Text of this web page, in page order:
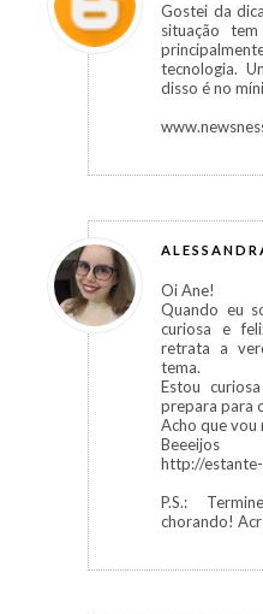
Gostei da
situação
tecnologia.
disso é no
Oi Ane!
Quando eu
curiosa e
retrata a
tema.
Estou
prepara para
Acho que vou
Beeeijos
http://
P.S.:
chorando!